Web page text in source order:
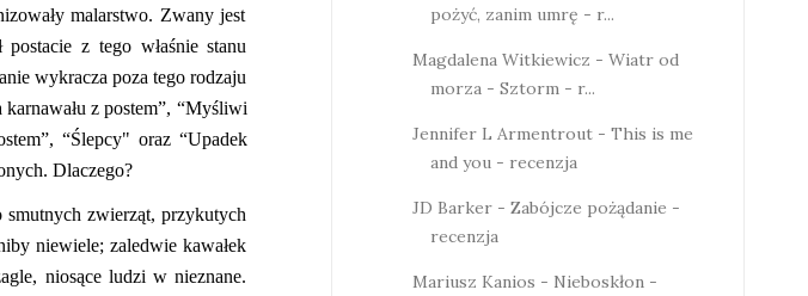
malarstwo. Zwany jest
postacie z tego właśnie stanu
wykracza poza tego rodzaju
z postem”, “Myśliwi
“Ślepcy" oraz “Upadek
Dlaczego?
zwierząt, przykutych
niewiele; zaledwie kawałek
, niosące ludzi w nieznane.
pożyć, zanim umrę - r...
Magdalena Witkiewicz - Wiatr od
morza - Sztorm - r...
Jennifer L Armentrout - This is me
and you - recenzja
JD Barker - Zabójcze pożądanie -
recenzja
Mariusz Kanios - Nieboskłon -